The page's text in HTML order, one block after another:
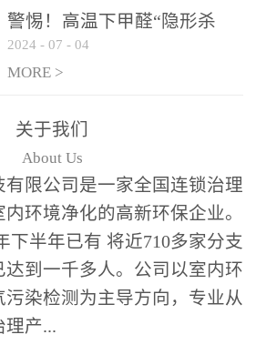
警惕！高温下甲醛“隐形杀
手”来袭，你的家安全吗？
2024 - 07 - 04
MORE >
关于我们
About Us
有限公司是一家全国连锁治理
环境净化的高新环保企业。
下半年已有 将近710多家分支
到一千多人。公司以室内环
染检测为主导方向，专业从
理产...